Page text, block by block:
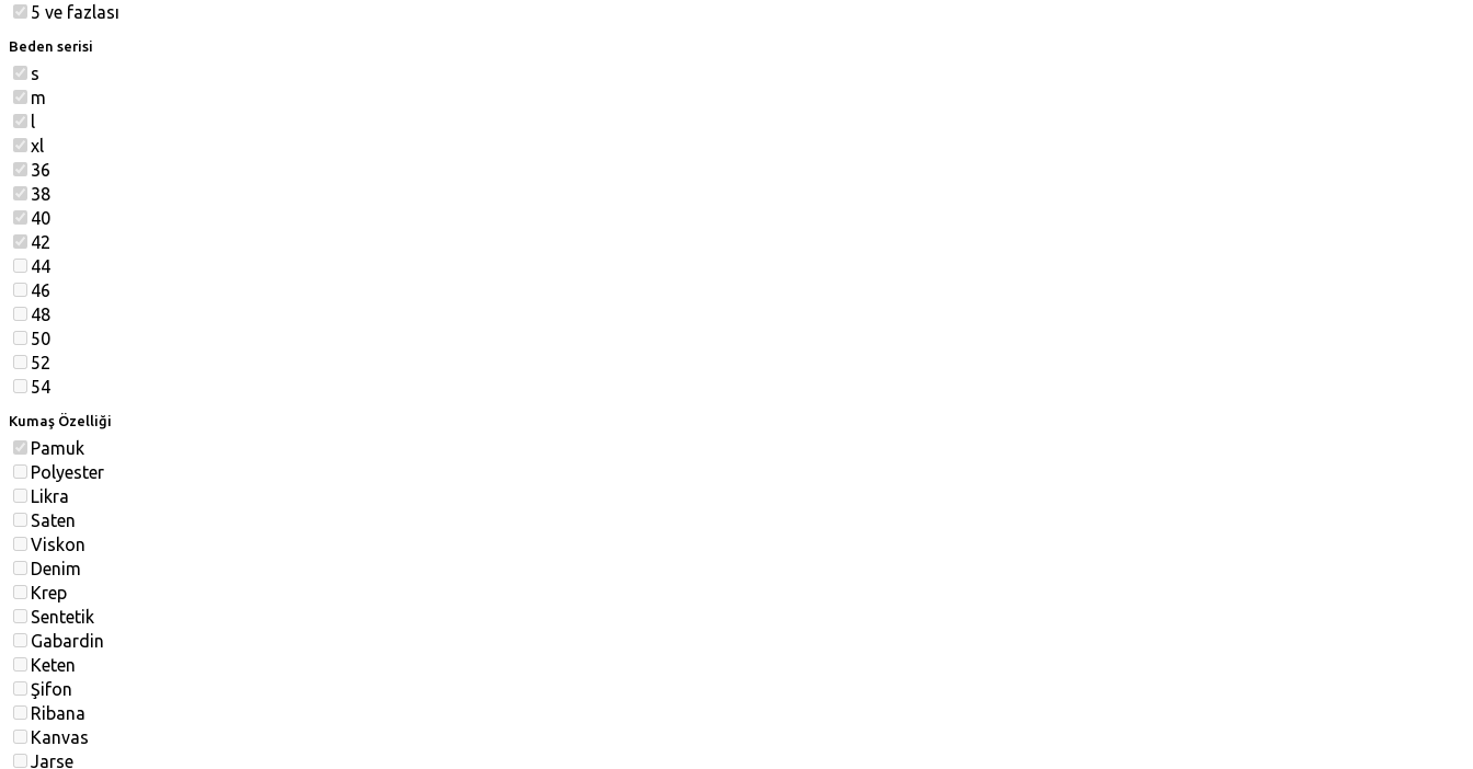
5 ve fazlası
Beden serisi
s
m
l
xl
36
38
40
42
44
46
48
50
52
54
Kumaş Özelliği
Pamuk
Polyester
Likra
Saten
Viskon
Denim
Krep
Sentetik
Gabardin
Keten
Şifon
Ribana
Kanvas
Jarse